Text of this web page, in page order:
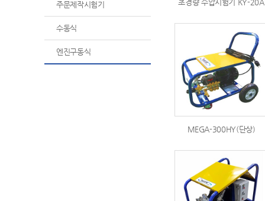
주문제작시험기
수동식
엔진구동식
초경량 수압시험기 KY-20A
MEGA-300HY(단상)